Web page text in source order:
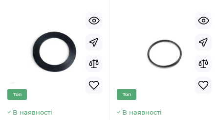
Топ
В наявності
Топ
В наявності